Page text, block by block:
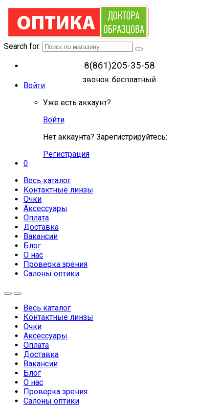
Search for:
8(861)205-35-58
звонок бесплатный
Войти
Уже есть аккаунт?
Войти
Нет аккаунта? Зарегистрируйтесь:
Регистрация
0
Весь каталог
Контактные линзы
Очки
Аксессуары
Оплата
Доставка
Вакансии
Блог
О нас
Проверка зрения
Салоны оптики
Весь каталог
Контактные линзы
Очки
Аксессуары
Оплата
Доставка
Вакансии
Блог
О нас
Проверка зрения
Салоны оптики